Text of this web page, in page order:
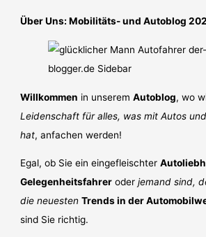
Über Uns: Mobilitäts- und Autoblog
Willkommen in unseremAutoblog, wo
Leidenschaft für alles, was mit Autos
hat, anfachen werden!
Egal, ob Sie ein eingefleischter
Gelegenheitsfahrer oderjemand sind,
die neuesten Trends in der
sind Sie richtig.